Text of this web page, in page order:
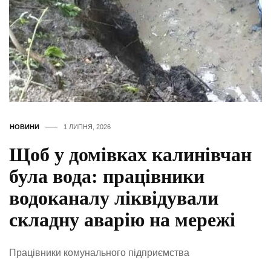
НОВИНИ 1 ЛИПНЯ, 2026
Щоб у домівках калинівчан
була вода: працівники
водоканалу ліквідували
складну аварію на мережі
Працівники комунального підприємства